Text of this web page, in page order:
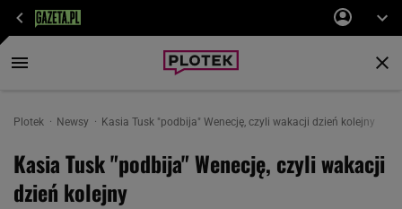
Plotek Newsy Kasia Tusk "podbija" Wenecję, czyli wakacji dzień kolejny
Kasia Tusk "podbija" Wenecję, czyli wakacji
dzień kolejny